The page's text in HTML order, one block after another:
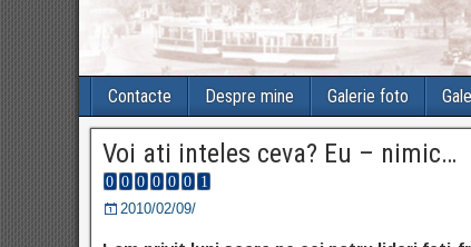
Contacte Despre mine Galerie foto
Voi ati inteles ceva? Eu – nimic…
2010/02/09/